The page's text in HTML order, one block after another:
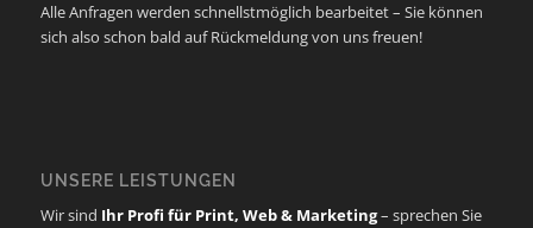
Alle Anfragen werden schnellstmöglich bearbeitet – Sie können
sich also schon bald auf Rückmeldung von uns freuen!
UNSERE LEISTUNGEN
Wir sind Ihr Profi für Print, Web & Marketing– sprechen Sie